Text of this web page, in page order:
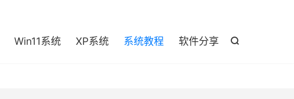

Win11系统 XP系统 系统教程 软件分享